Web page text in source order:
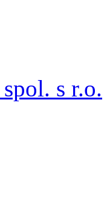
s r.o.